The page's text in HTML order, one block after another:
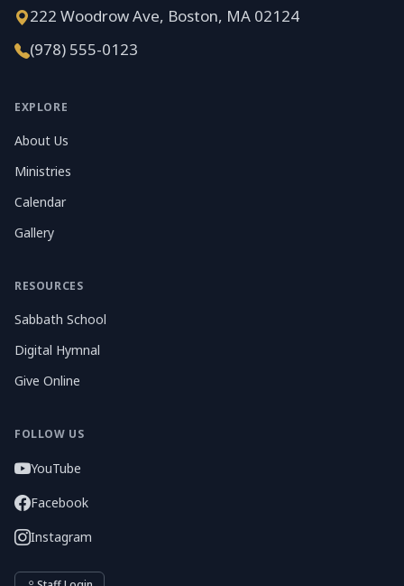
222 Woodrow Ave, Boston, MA 02124
(978) 555-0123
EXPLORE
About Us
Ministries
Calendar
Gallery
RESOURCES
Sabbath School
Digital Hymnal
Give Online
FOLLOW US
YouTube
Facebook
Instagram